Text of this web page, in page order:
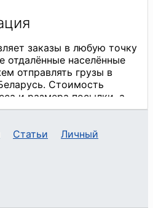
Статьи
Личный